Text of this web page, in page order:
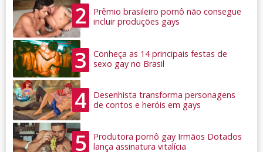
2
Prêmio brasileiro pornô não consegue
incluir produções gays
3
Conheça as 14 principais festas de
sexo gay no Brasil
4
Desenhista transforma personagens
de contos e heróis em gays
5
Produtora pornô gay Irmãos Dotados
lança assinatura vitalícia